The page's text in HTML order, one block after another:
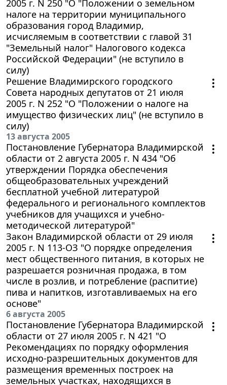
2005 г. N 250 "О "Положении о земельном
налоге на территории муниципального
образования город Владимир,
исчисляемым в соответствии с главой 31
"Земельный налог" Налогового кодекса
Российской Федерации" (не вступило в
силу)
Решение Владимирского городского
Совета народных депутатов от 21 июля
2005 г. N 252 "О "Положении о налоге на
имущество физических лиц" (не вступило в
силу)
13 августа 2005
Постановление Губернатора Владимирской
области от 2 августа 2005 г. N 434 "Об
утверждении Порядка обеспечения
общеобразовательных учреждений
бесплатной учебной литературой
федерального и регионального комплектов
учебников для учащихся и учебно-
методической литературой"
Закон Владимирской области от 29 июля
2005 г. N 113-ОЗ "О порядке определения
мест общественного питания, в которых не
разрешается розничная продажа, в том
числе в розлив, и потребление (распитие)
пива и напитков, изготавливаемых на его
основе"
6 августа 2005
Постановление Губернатора Владимирской
области от 27 июля 2005 г. N 421 "О
Рекомендациях по порядку оформления
исходно-разрешительных документов для
размещения временных построек на
земельных участках, находящихся в